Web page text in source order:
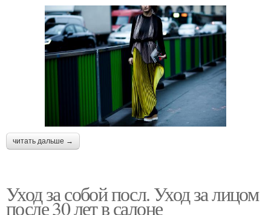
читать дальше →
Уход за собой посл. Уход за лицом
после 30 лет в салоне